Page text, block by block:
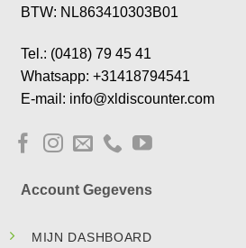
BTW: NL863410303B01
Tel.: (0418) 79 45 41
Whatsapp: +31418794541
E-mail: info@xldiscounter.com
Account Gegevens
MIJN DASHBOARD